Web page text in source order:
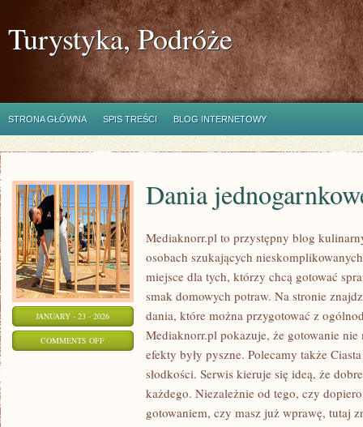
Turystyka, Podróże
STRONA GŁÓWNA SPIS TREŚCI BLOG INTERNETOWY
JANUARY - 23 - 2026
COMMENTS OFFON
JEDNOGARNKOWE
Dania
Mediaknorr.pl to przystępny blog
osobach szukających
miejsce dla tych, którzy chcą gotować
smak domowych potraw. Na stronie
dania, które można przygotować z
Mediaknorr.pl pokazuje, że gotowanie nie
efekty były pyszne. Polecamy także
słodkości. Serwis kieruje się ideą, że
każdego. Niezależnie od tego, czy
gotowaniem, czy masz już wprawę, tutaj